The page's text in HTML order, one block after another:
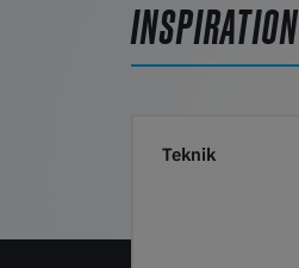
INSPIRATION
Teknik